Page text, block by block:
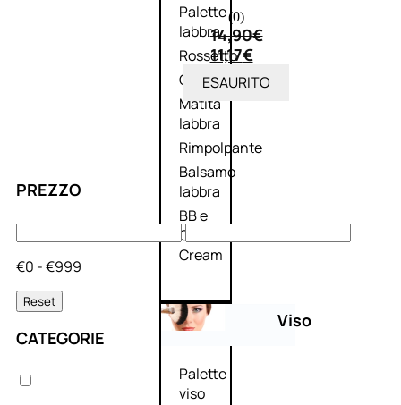
Palette
labbra
Rossetto
Gloss
Matita
labbra
Rimpolpante
Balsamo
labbra
BB e
CC
Cream
Viso
Palette
viso
PREZZO
€0 - €999
Reset
CATEGORIE
(0)
14,90€
11,17€
ESAURITO